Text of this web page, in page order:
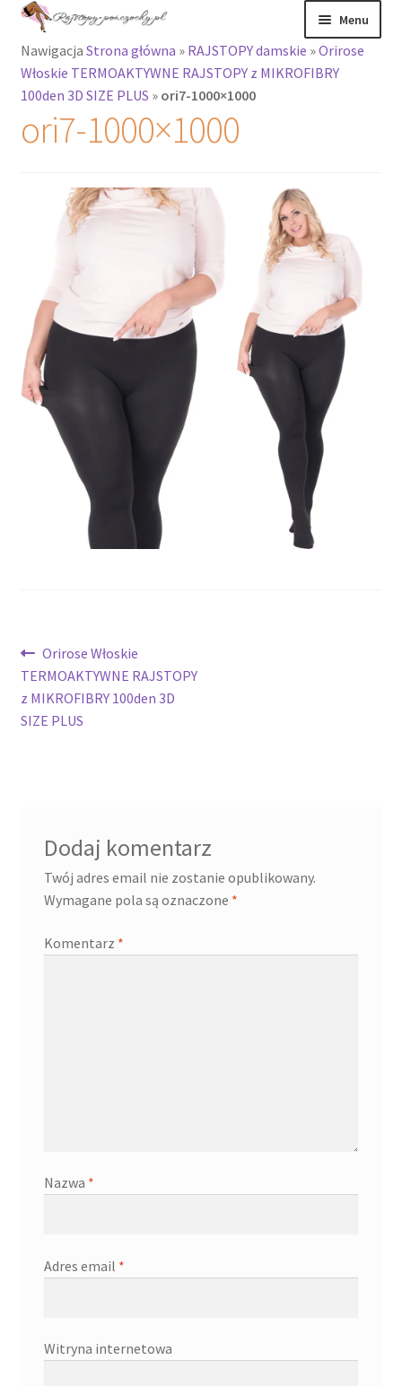
Przejdź
nawigacji
Przejdź
treści
Menu
Rajstopy
Rozwiń
menu
potomne
Podkolanówki i
Wszystkie
produkty
Recenzje
Nawigacja Strona główna » RAJSTOPY damskie »Orirose
Włoskie TERMOAKTYWNE RAJSTOPY z MIKROFIBRY
100den 3D SIZE PLUS » ori7-1000×1000
ori7-1000×1000
Nawigacja
wpisu
Poprzedni
wpis:
Orirose Włoskie
TERMOAKTYWNE RAJSTOPY
z MIKROFIBRY 100den 3D
SIZE PLUS
Dodaj komentarz
Twój adres email nie zostanie opublikowany.
Wymagane pola są oznaczone *
Komentarz *
Nazwa *
Adres email *
Witryna internetowa